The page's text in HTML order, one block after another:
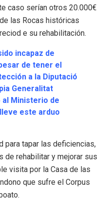
caso serían otros 20.000€
las Rocas históricas
e su rehabilitación.
incapaz de
de tener el
a la Diputació
Generalitat
al Ministerio de
este arduo
para tapar las deficiencias,
de rehabilitar y mejorar sus
visita por la Casa de las
que sufre el Corpus